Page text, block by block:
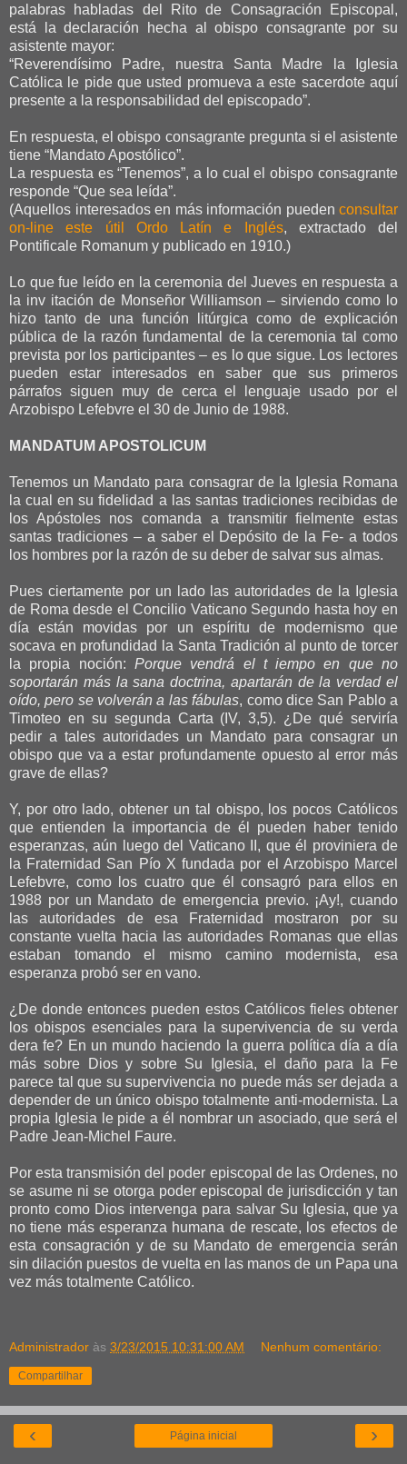
palabras habladas del Rito de Consagración Episcopal,
está la declaración hecha al obispo consagrante por su
asistente mayor:
“Reverendísimo Padre, nuestra Santa Madre la Iglesia
Católica le pide que usted promueva a este sacerdote aquí
presente a la responsabilidad del episcopado”.
En respuesta, el obispo consagrante pregunta si el asistente
tiene “Mandato Apostólico”.
La respuesta es “Tenemos”, a lo cual el obispo consagrante
responde “Que sea leída”.
(Aquellos interesados en más información pueden consultar
on-line este útil Ordo Latín e Inglés, extractado del
Pontificale Romanum y publicado en 1910.)
Lo que fue leído en la ceremonia del Jueves en respuesta a
la inv itación de Monseñor Williamson – sirviendo como lo
hizo tanto de una función litúrgica como de explicación
pública de la razón fundamental de la ceremonia tal como
prevista por los participantes – es lo que sigue. Los lectores
pueden estar interesados en saber que sus primeros
párrafos siguen muy de cerca el lenguaje usado por el
Arzobispo Lefebvre el 30 de Junio de 1988.
MANDATUM APOSTOLICUM
Tenemos un Mandato para consagrar de la Iglesia Romana
la cual en su fidelidad a las santas tradiciones recibidas de
los Apóstoles nos comanda a transmitir fielmente estas
santas tradiciones – a saber el Depósito de la Fe- a todos
los hombres por la razón de su deber de salvar sus almas.
Pues ciertamente por un lado las autoridades de la Iglesia
de Roma desde el Concilio Vaticano Segundo hasta hoy en
día están movidas por un espíritu de modernismo que
socava en profundidad la Santa Tradición al punto de torcer
la propia noción: Porque vendrá el t iempo en que no
soportarán más la sana doctrina, apartarán de la verdad el
oído, pero se volverán a las fábulas, como dice San Pablo a
Timoteo en su segunda Carta (IV, 3,5). ¿De qué serviría
pedir a tales autoridades un Mandato para consagrar un
obispo que va a estar profundamente opuesto al error más
grave de ellas?
Y, por otro lado, obtener un tal obispo, los pocos Católicos
que entienden la importancia de él pueden haber tenido
esperanzas, aún luego del Vaticano II, que él proviniera de
la Fraternidad San Pío X fundada por el Arzobispo Marcel
Lefebvre, como los cuatro que él consagró para ellos en
1988 por un Mandato de emergencia previo. ¡Ay!, cuando
las autoridades de esa Fraternidad mostraron por su
constante vuelta hacia las autoridades Romanas que ellas
estaban tomando el mismo camino modernista, esa
esperanza probó ser en vano.
¿De donde entonces pueden estos Católicos fieles obtener
los obispos esenciales para la supervivencia de su verda
dera fe? En un mundo haciendo la guerra política día a día
más sobre Dios y sobre Su Iglesia, el daño para la Fe
parece tal que su supervivencia no puede más ser dejada a
depender de un único obispo totalmente anti-modernista. La
propia Iglesia le pide a él nombrar un asociado, que será el
Padre Jean-Michel Faure.
Por esta transmisión del poder episcopal de las Ordenes, no
se asume ni se otorga poder episcopal de jurisdicción y tan
pronto como Dios intervenga para salvar Su Iglesia, que ya
no tiene más esperanza humana de rescate, los efectos de
esta consagración y de su Mandato de emergencia serán
sin dilación puestos de vuelta en las manos de un Papa una
vez más totalmente Católico.
Administrador às 3/23/2015 10:31:00 AM Nenhum comentário:
Compartilhar
‹ ›
Página inicial